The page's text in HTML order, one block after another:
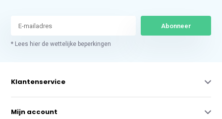
Abonneer
* Lees hier de wettelijke beperkingen
Klantenservice
Mijn account